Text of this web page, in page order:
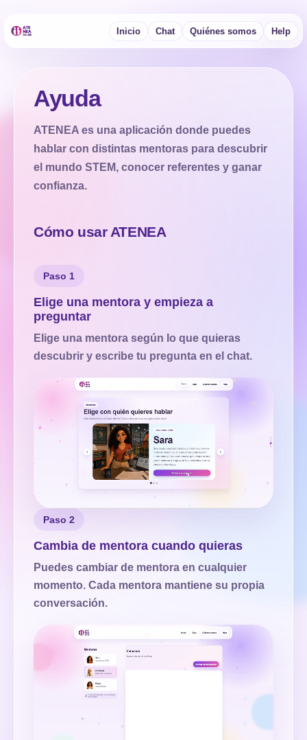
Inicio Chat Quiénes somos Help
Ayuda
ATENEA es una aplicación donde puedes
hablar con distintas mentoras para descubrir
el mundo STEM, conocer referentes y ganar
confianza.
Cómo usar ATENEA
Paso 1
Elige una mentora y empieza a
preguntar
Elige una mentora según lo que quieras
descubrir y escribe tu pregunta en el chat.
Paso 2
Cambia de mentora cuando quieras
Puedes cambiar de mentora en cualquier
momento. Cada mentora mantiene su propia
conversación.